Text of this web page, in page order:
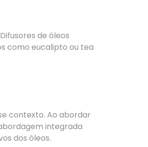
de óleos
como eucalipto ou tea
contexto. Ao abordar
integrada
dos óleos.